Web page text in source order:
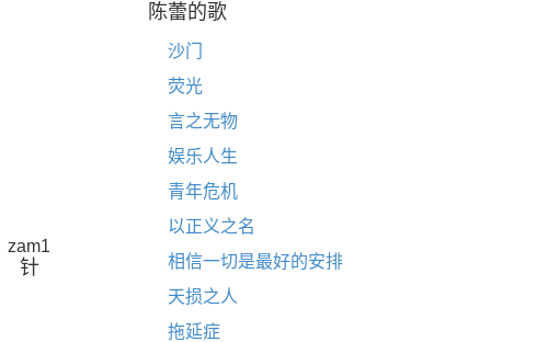
针
zam1
陈蕾的歌
沙门
荧光
言之无物
娱乐人生
青年危机
以正义之名
相信一切是最好的安排
天损之人
拖延症